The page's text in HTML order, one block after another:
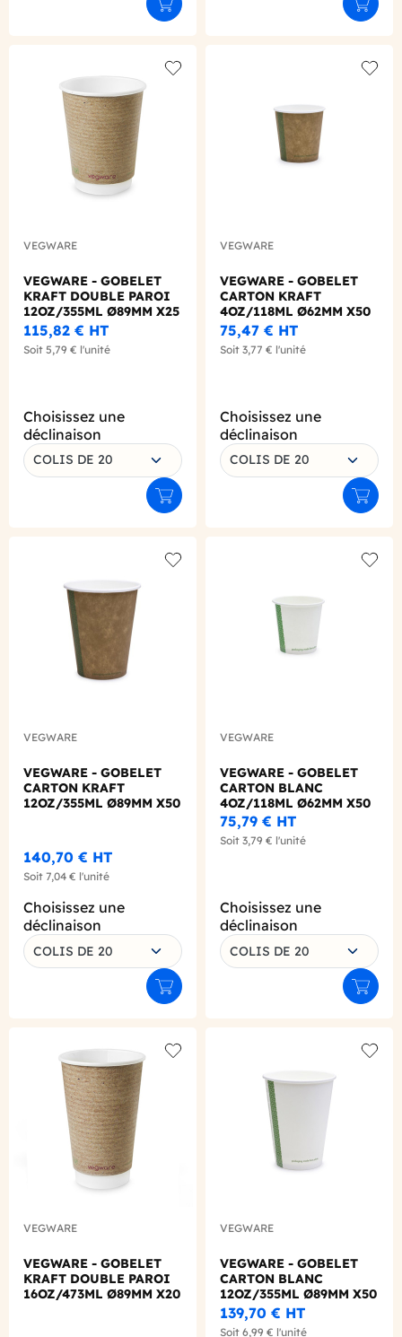
Ajouter au panier
VEGWARE
VEGWARE - GOBELET
KRAFT DOUBLE PAROI
12OZ/355ML Ø89MM X25
LOGO REGLEMENTAIRE
115,82 € HT
Soit 5,79 € l'unité
Choisissez une
déclinaison
COLIS DE 20
Ajouter au panier
VEGWARE
VEGWARE - GOBELET
CARTON KRAFT
4OZ/118ML Ø62MM X50
LOGO REGLEMENTAIRE
75,47 € HT
Soit 3,77 € l'unité
Choisissez une
déclinaison
COLIS DE 20
VEGWARE
VEGWARE - GOBELET
CARTON KRAFT
12OZ/355ML Ø89MM X50
140,70 € HT
Soit 7,04 € l'unité
Choisissez une
déclinaison
COLIS DE 20
Ajouter au panier
VEGWARE
VEGWARE - GOBELET
CARTON BLANC
4OZ/118ML Ø62MM X50
LOGO REGLEMENTAIRE
75,79 € HT
Soit 3,79 € l'unité
Choisissez une
déclinaison
COLIS DE 20
VEGWARE
VEGWARE - GOBELET
KRAFT DOUBLE PAROI
16OZ/473ML Ø89MM X20
VEGWARE
VEGWARE - GOBELET
CARTON BLANC
12OZ/355ML Ø89MM X50
LOGO REGLEMENTAIRE
139,70 € HT
Soit 6,99 € l'unité